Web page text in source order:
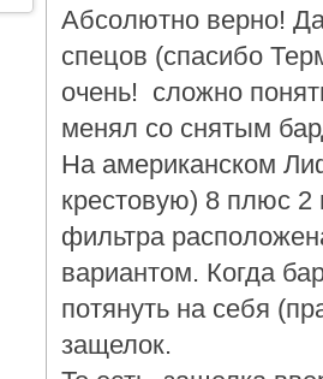
Абсолютно верно!
спецов (спасибо
очень! сложно
менял со снятым
На американском
крестовую) 8 плюс 2
фильтра
вариантом. Когда
потянуть на себя
защелок.